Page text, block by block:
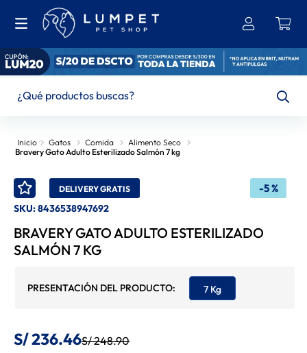
Gatos Comida
Alimento Seco
Bravery Gato Adulto Esterilizado Salmón 7 kg
-5 %
DELIVERY GRATIS
SKU:8436538947692
BRAVERY GATO ADULTO ESTERILIZADO
SALMÓN 7 KG
7 Kg
S/236.46S/248.90
TÉRMINOS MÁS BUSCADOS
2
3. Leonardo
4. Hills
Churu
6. Ownat
8 . Belcando